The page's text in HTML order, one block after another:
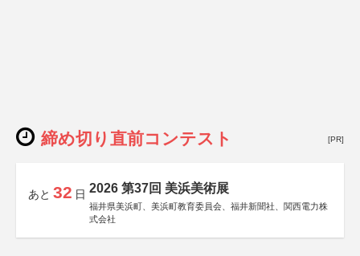
締め切り直前コンテスト [PR]
あと 32 日 2026 第37回 美浜美術展
福井県美浜町、美浜町教育委員会、福井新聞社、関西電力株
式会社